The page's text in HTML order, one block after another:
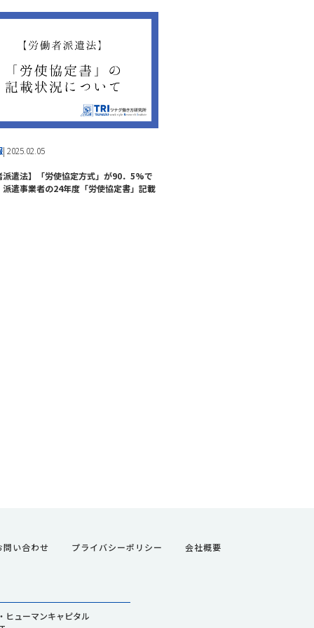
| 2025.02.05
派遣法】「労使協定方式」が90．5%で
派遣事業者の24年度「労使協定書」記載
問い合わせ プライバシーポリシー 会社概要
ヒューマンキャピタル